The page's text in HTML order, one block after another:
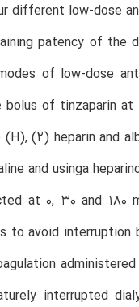
different low-dose
patency of the
of low-dose
bolus of tinzaparin
(H), (2) heparin and
and usinga
at 0, 30 and 180
to avoid
interrupted